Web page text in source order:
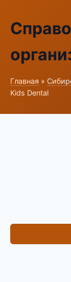
Главная »
Kids Dental